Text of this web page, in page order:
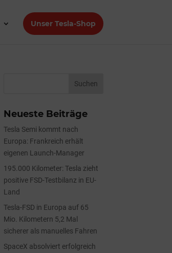
Unser Tesla-Shop
Neueste Beiträge
Tesla Semi kommt nach
Europa: Frankreich erhält
eigenen Launch-Manager
195.000 Kilometer: Tesla zieht
positive FSD-Testbilanz in EU-
Land
Tesla-FSD in Europa auf 65
Mio. Kilometern 5,2 Mal
sicherer als manuelles Fahren
SpaceX absolviert erfolgreich